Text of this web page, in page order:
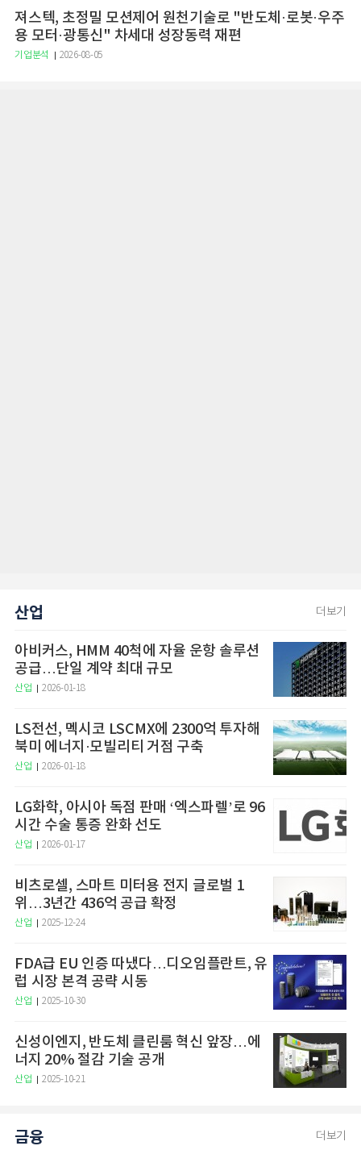
져스텍, 초정밀 모션제어 원천기술로 "반도체·로봇·우주
용 모터·광통신" 차세대 성장동력 재편
기업분석 2026-08-05
산업 더보기
아비커스, HMM 40척에 자율 운항 솔루션
공급…단일 계약 최대 규모
산업 2026-01-18
LS전선, 멕시코 LSCMX에 2300억 투자해
북미 에너지·모빌리티 거점 구축
산업 2026-01-18
LG화학, 아시아 독점 판매 ‘엑스파렐’로 96
시간 수술 통증 완화 선도
산업 2026-01-17
비츠로셀, 스마트 미터용 전지 글로벌 1
위…3년간 436억 공급 확정
산업 2025-12-24
FDA급 EU 인증 따냈다…디오임플란트, 유
럽 시장 본격 공략 시동
산업 2025-10-30
신성이엔지, 반도체 클린룸 혁신 앞장…에
너지 20% 절감 기술 공개
산업 2025-10-21
금융 더보기